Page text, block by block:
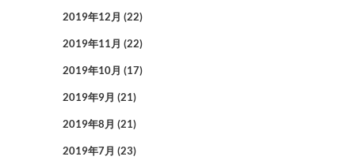
2019年12月 (22)
2019年11月 (22)
2019年10月 (17)
2019年9月 (21)
2019年8月 (21)
2019年7月 (23)